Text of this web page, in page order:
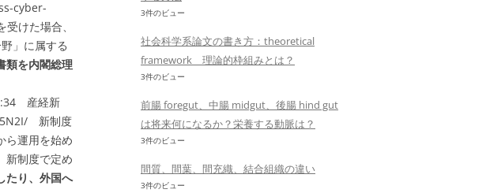
cyber-
けた場合、
」に属する
類を内閣総理
産経新
新制度
ら運用を始め
新制度で定め
たり、外国へ
3件のビュー
社会科学系論文の書き方：theoretical
framework 理論的枠組みとは？
3件のビュー
前腸 foregut、中腸 midgut、後腸 hind gut
は将来何になるか？栄養する動脈は？
3件のビュー
間質、間葉、間充織、結合組織の違い
3件のビュー